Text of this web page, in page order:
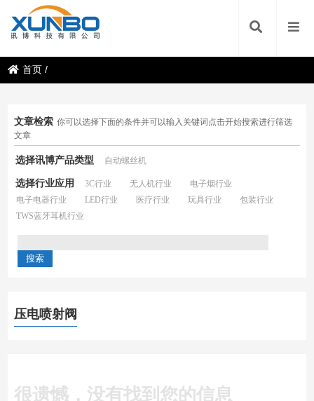
首页 /
文章检索 你可以选择下面的条件并可以输入关键词点击开始搜索进行筛选
文章
选择讯博产品类型 自动螺丝机
选择行业应用 3C行业 无人机行业
电子烟行业
电子电器行业
LED行业 医疗行业 玩具行业
包装行业
TWS蓝牙耳机行业
压电喷射阀
很遗憾，没有找到您的信息